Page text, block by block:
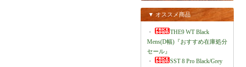
▼ オススメ商品
・
THE9 WT Black
Mens(D幅)『おすすめ在庫処分
セール』
・
SST 8 Pro Black/Grey